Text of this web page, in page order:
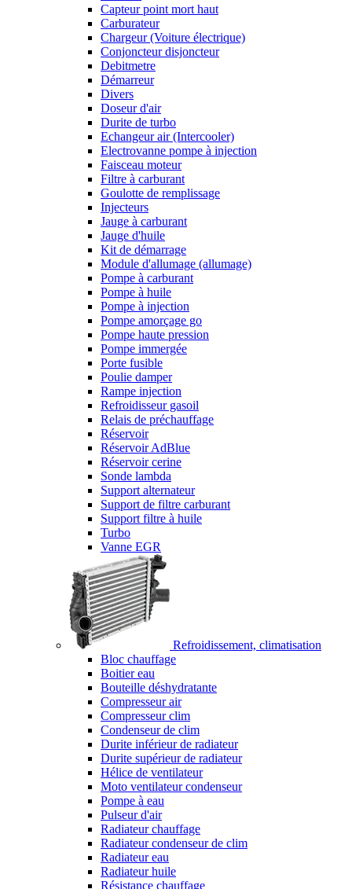
Capteur point mort haut
Carburateur
Chargeur (Voiture électrique)
Conjoncteur disjoncteur
Debitmetre
Démarreur
Divers
Doseur d'air
Durite de turbo
Echangeur air (Intercooler)
Electrovanne pompe à injection
Faisceau moteur
Filtre à carburant
Goulotte de remplissage
Injecteurs
Jauge à carburant
Jauge d'huile
Kit de démarrage
Module d'allumage (allumage)
Pompe à carburant
Pompe à huile
Pompe à injection
Pompe amorçage go
Pompe haute pression
Pompe immergée
Porte fusible
Poulie damper
Rampe injection
Refroidisseur gasoil
Relais de préchauffage
Réservoir
Réservoir AdBlue
Réservoir cerine
Sonde lambda
Support alternateur
Support de filtre carburant
Support filtre à huile
Turbo
Vanne EGR
Refroidissement, climatisation
Bloc chauffage
Boitier eau
Bouteille déshydratante
Compresseur air
Compresseur clim
Condenseur de clim
Durite inférieur de radiateur
Durite supérieur de radiateur
Hélice de ventilateur
Moto ventilateur condenseur
Pompe à eau
Pulseur d'air
Radiateur chauffage
Radiateur condenseur de clim
Radiateur eau
Radiateur huile
Résistance chauffage